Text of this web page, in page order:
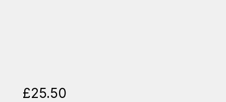
£25.50